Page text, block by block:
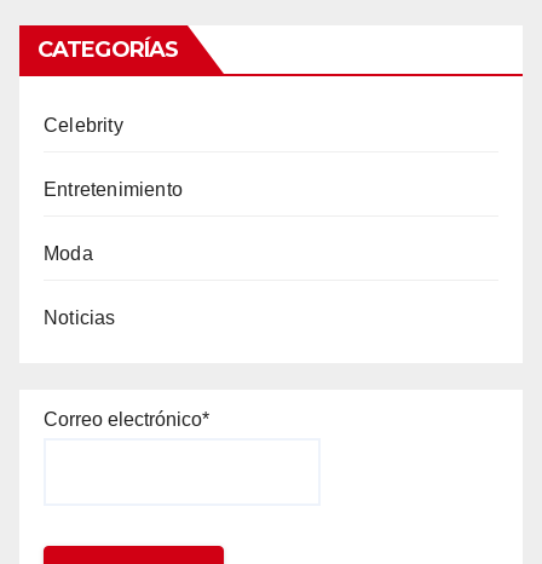
CATEGORÍAS
Celebrity
Entretenimiento
Moda
Noticias
Correo electrónico*